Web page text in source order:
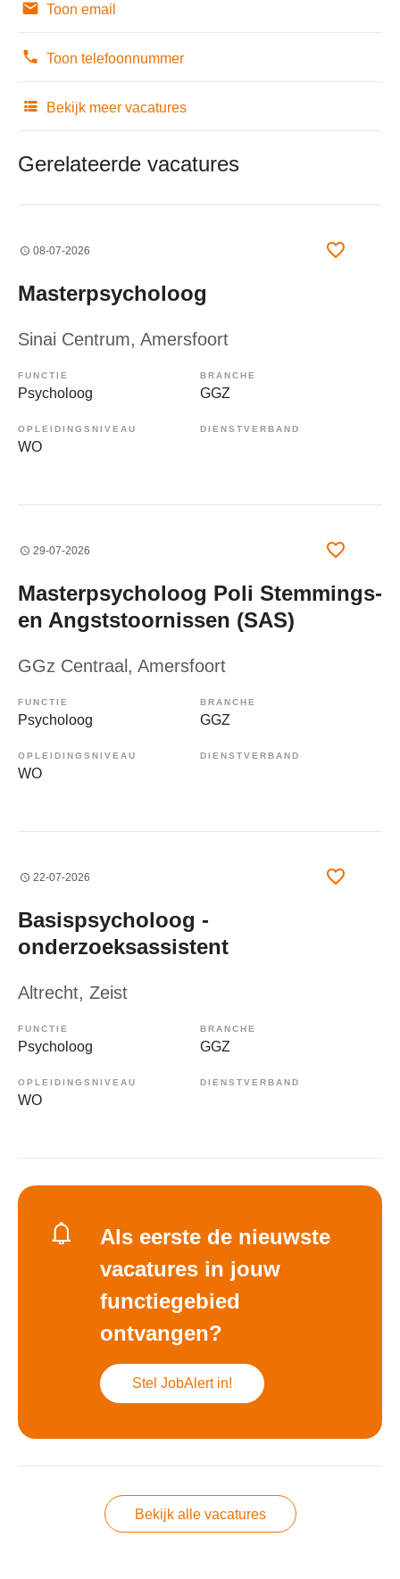
Toon email
Toon telefoonnummer
Bekijk meer vacatures
Gerelateerde vacatures
08-07-2026
Masterpsycholoog
Sinai Centrum, Amersfoort
FUNCTIE
Psycholoog
BRANCHE
GGZ
OPLEIDINGSNIVEAU
WO
DIENSTVERBAND
29-07-2026
Masterpsycholoog Poli Stemmings-
en Angststoornissen (SAS)
GGz Centraal , Amersfoort
FUNCTIE
Psycholoog
BRANCHE
GGZ
OPLEIDINGSNIVEAU
WO
DIENSTVERBAND
22-07-2026
Basispsycholoog -
onderzoeksassistent
Altrecht, Zeist
FUNCTIE
Psycholoog
BRANCHE
GGZ
OPLEIDINGSNIVEAU
WO
DIENSTVERBAND
Als eerste de nieuwste
vacatures in jouw
functiegebied
ontvangen?
Stel JobAlert in!
Bekijk alle vacatures